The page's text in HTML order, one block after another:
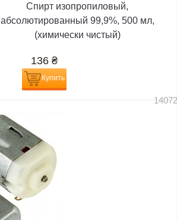
Спирт изопропиловый,
абсолютированный 99,9%, 500 мл,
(химически чистый)
136 ₴
Купить